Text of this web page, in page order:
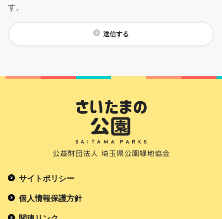
す。
送信する
サイトポリシー
個人情報保護方針